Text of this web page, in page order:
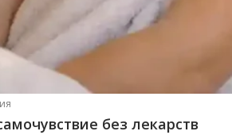
без лекарств